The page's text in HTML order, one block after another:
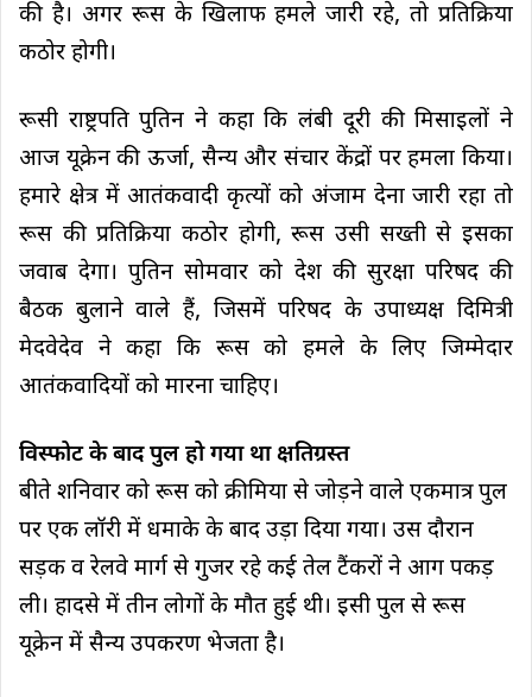
की है। अगर रूस के खिलाफ हमले जारी रहे, तो प्रतिक्रिया
कठोर होगी।
रूसी राष्ट्रपति पुतिन ने कहा कि लंबी दूरी की मिसाइलों ने
आज यूक्रेन की ऊर्जा, सैन्य और संचार केंद्रों पर हमला किया।
हमारे क्षेत्र में आतंकवादी कृत्यों को अंजाम देना जारी रहा तो
रूस की प्रतिक्रिया कठोर होगी, रूस उसी सख्ती से इसका
जवाब देगा। पुतिन सोमवार को देश की सुरक्षा परिषद की
बैठक बुलाने वाले हैं, जिसमें परिषद के उपाध्यक्ष दिमित्री
मेदवेदेव ने कहा कि रूस को हमले के लिए जिम्मेदार
आतंकवादियों को मारना चाहिए।
विस्फोट के बाद पुल हो गया था क्षतिग्रस्त
बीते शनिवार को रूस को क्रीमिया से जोड़ने वाले एकमात्र पुल
पर एक लॉरी में धमाके के बाद उड़ा दिया गया। उस दौरान
सड़क व रेलवे मार्ग से गुजर रहे कई तेल टैंकरों ने आग पकड़
ली। हादसे में तीन लोगों के मौत हुई थी। इसी पुल से रूस
यूक्रेन में सैन्य उपकरण भेजता है।